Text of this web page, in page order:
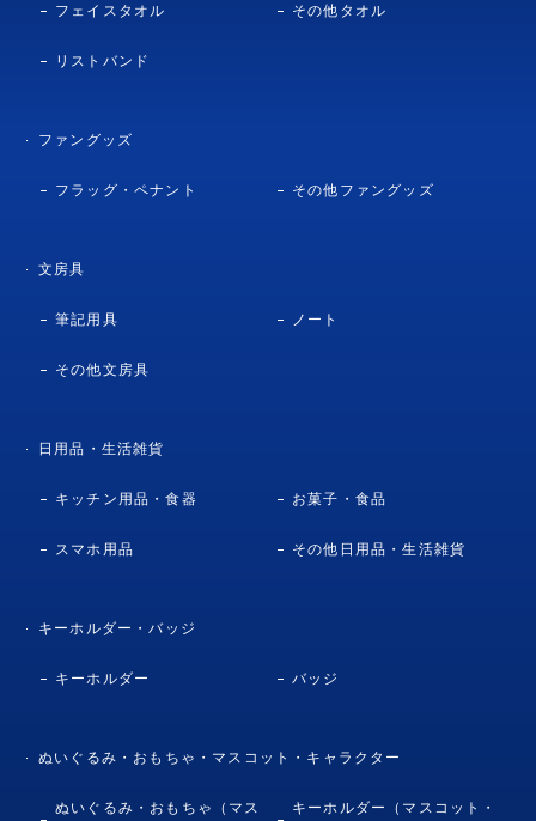
フェイスタオル その他タオル
リストバンド
ファングッズ
フラッグ・ペナント その他ファングッズ
文房具
筆記用具 ノート
その他文房具
日用品・生活雑貨
キッチン用品・食器 お菓子・食品
スマホ用品 その他日用品・生活雑貨
キーホルダー・バッジ
キーホルダー バッジ
ぬいぐるみ・おもちゃ・マスコット・キャラクター
ぬいぐるみ・おもちゃ（マス
キーホルダー（マスコット・